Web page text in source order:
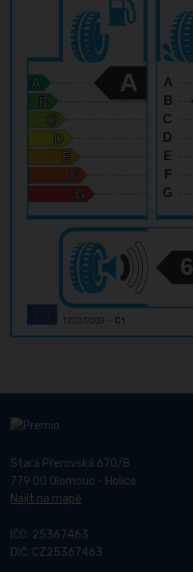
A
B
C
D
E
F
G
A
Stará Přerovská 670/8
779 00 Olomouc - Holice
Najít na mapě
IČO: 25367463
DIČ: CZ25367463